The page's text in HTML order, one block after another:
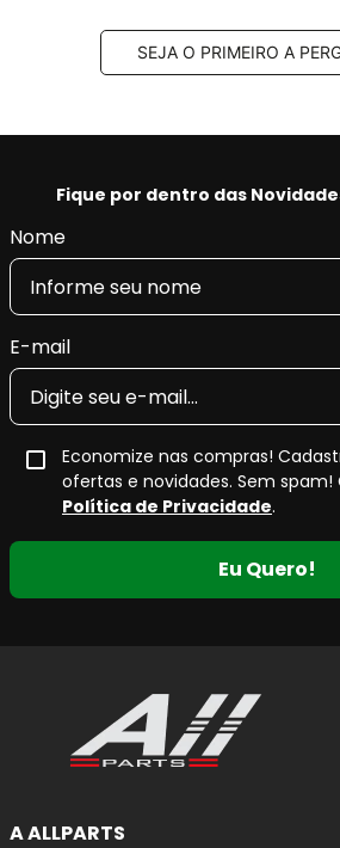
SEJA O PRIMEIRO A
Fique por dentro das
Nome
E-mail
Economize nas compras!
ofertas e novidades. Sem spam!
Política de Privacidade.
Eu Quero!
A ALLPARTS